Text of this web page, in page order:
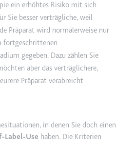
ein erhöhtes Risiko mit sich
Sie besser verträgliche, weil
Präparat wird normalerweise nur
fortgeschrittenen
gegeben. Dazu zählen Sie
aber das verträglichere,
Präparat verabreicht
in denen Sie doch einen
Label-Use haben. Die Kriterien